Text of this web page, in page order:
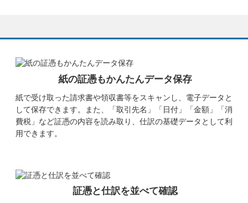
紙の証憑もかんたんデータ保存
紙で受け取った請求書や領収書等をスキャンし、電子データと
して保存できます。また、「取引先名」「日付」「金額」「消
費税」など証憑の内容を読み取り、仕訳の基礎データとして利
用できます。
証憑と仕訳を並べて確認